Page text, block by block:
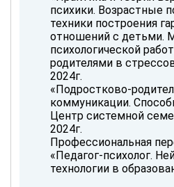
психики. Возрастные
техники построения
отношений с детьми.
психологической
родителями в
2024г.
«Подростково-
коммуникации.
Центр системной
2024г.
Профессиональная
«Педагог-психолог.
технологии в